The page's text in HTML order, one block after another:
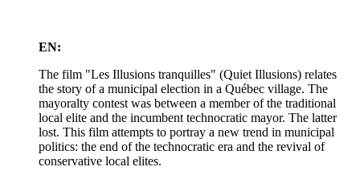
EN:
The film "Les Illusions tranquilles" (Quiet Illusions) relates
the story of a municipal election in a Québec village. The
mayoralty contest was between a member of the traditional
local elite and the incumbent technocratic mayor. The latter
lost. This film attempts to portray a new trend in municipal
politics: the end of the technocratic era and the revival of
conservative local elites.